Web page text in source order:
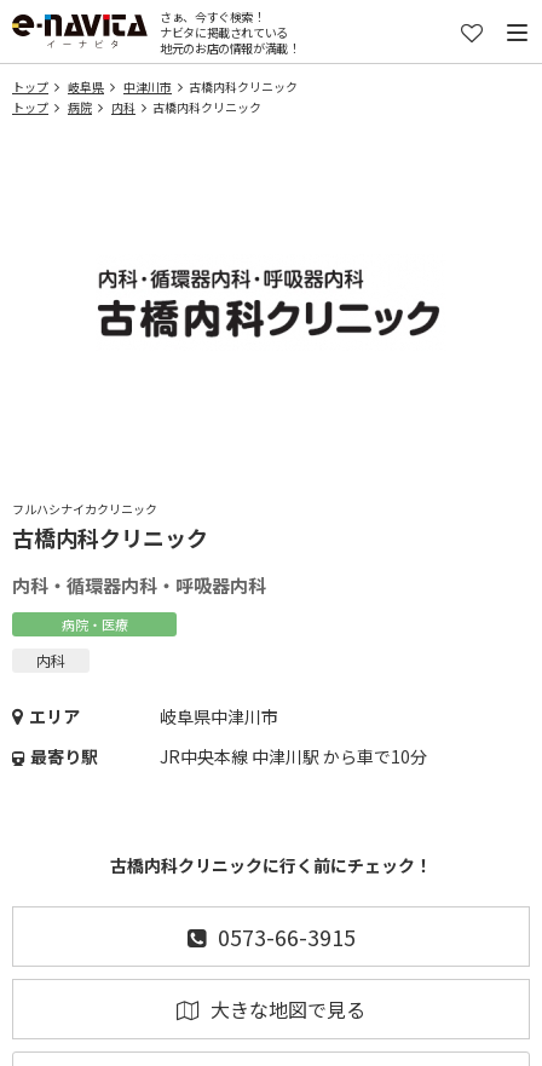
さぁ、今すぐ検索！
ナビタに掲載されている
地元のお店の情報が満載！
トップ 岐阜県 中津川市
古橋内科クリニック
トップ
病院 内科 古橋内科クリニック
フルハシナイカクリニック
古橋内科クリニック
内科・循環器内科・呼吸器内科
病院・医療
内科
エリア
岐阜県中津川市
最寄り駅
JR中央本線 中津川駅 から車で10分
古橋内科クリニックに行く前にチェック！
0573-66-3915
大きな地図で見る